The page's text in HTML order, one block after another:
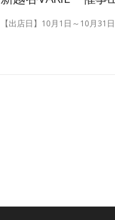
【出店日】10月1日～10月31